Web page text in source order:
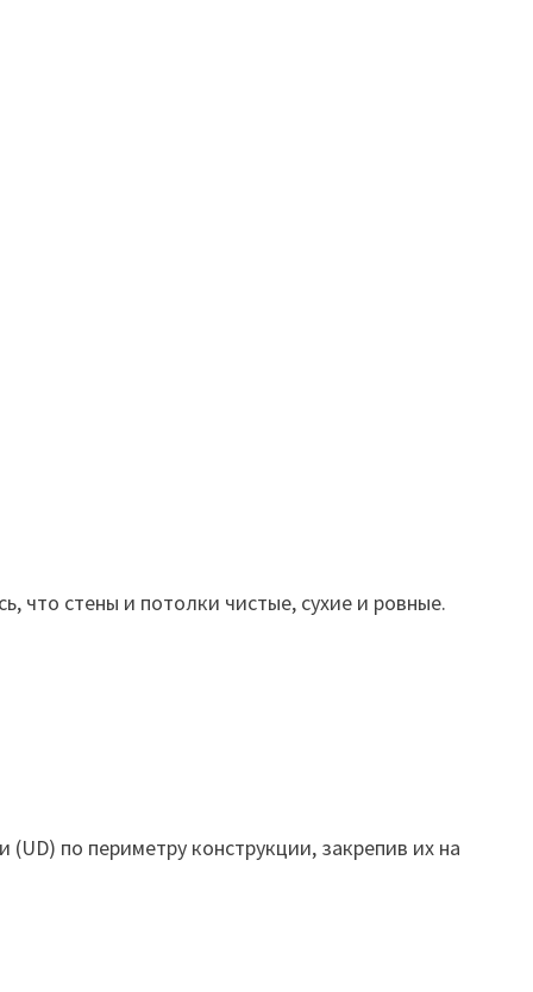
что стены и потолки чистые, сухие и ровные.
по периметру конструкции, закрепив их на